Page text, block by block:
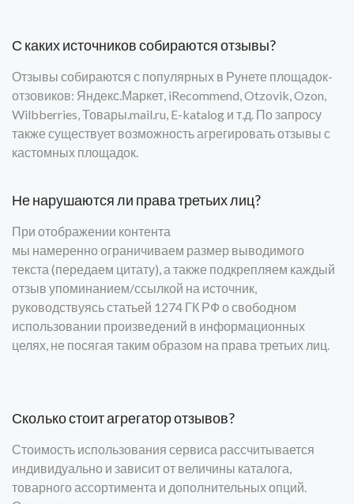
С каких источников собираются отзывы?
Отзывы собираются с популярных в Рунете площадок-
отзовиков: Яндекс.Маркет, iRecommend, Otzovik, Ozon,
Wilbberries, Товары.mail.ru, E-katalog и т.д. По запросу
также существует возможность агрегировать отзывы с
кастомных площадок.
Не нарушаются ли права третьих лиц?
При отображении контента
мы намеренноограничиваем размер выводимого
текста (передаем цитату), а также подкрепляем каждый
отзыв упоминанием/ссылкой на источник,
руководствуясь статьей 1274 ГК РФ о свободном
использовании произведений в информационных
целях, не посягая таким образом на права третьих лиц.
Сколько стоит агрегатор отзывов?
Стоимость использования сервиса рассчитывается
индивидуально и зависит от величины каталога,
товарного ассортимента и дополнительных опций.